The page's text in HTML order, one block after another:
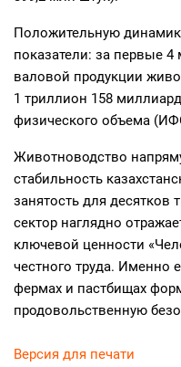
Положительную
показатели: за первые 4
валовой продукции
1 триллион 158
физического объема
Животноводство
стабильность
занятость для десятков
сектор наглядно
ключевой ценности
честного труда. Именно
фермах и пастбищах
продовольственную
Версия для печати